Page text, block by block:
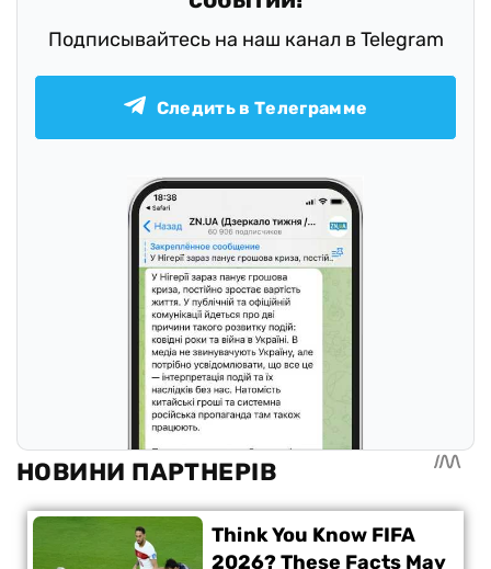
Подписывайтесь на наш канал в Telegram
Следить в Телеграмме